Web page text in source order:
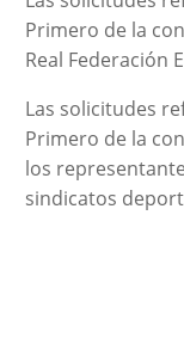
Primero de la
Real Federación
Las solicitudes
Primero de la
los
sindicatos